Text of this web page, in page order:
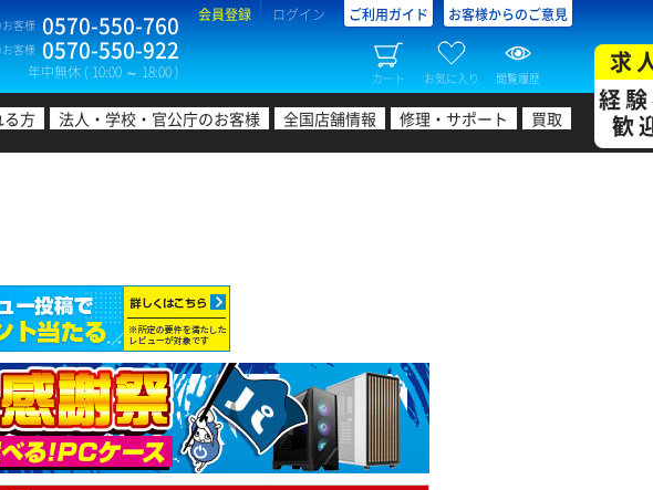
客様 0570-550-760
客様 0570-550-922
年中無休 ( 10:00 ～ 18:00 )
会員登録 ログイン ご利用ガイド お客様からのご意見
カート お気に入り 閲覧履歴
る方 法人・学校・官公庁のお客様 全国店舗情報 修理・サポート 買取
求
経
歓